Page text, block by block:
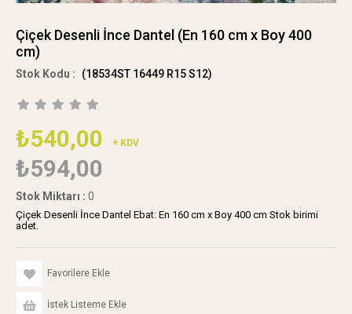
Çiçek Desenli İnce Dantel (En 160 cm x Boy 400
cm)
(18534ST 16449 R15 S12)
₺540,00 + KDV
₺594,00
Stok Miktarı : 0
Çiçek Desenli İnce Dantel Ebat: En 160 cm x Boy 400 cm Stok birimi
adet.
Favorilere Ekle
İstek Listeme Ekle